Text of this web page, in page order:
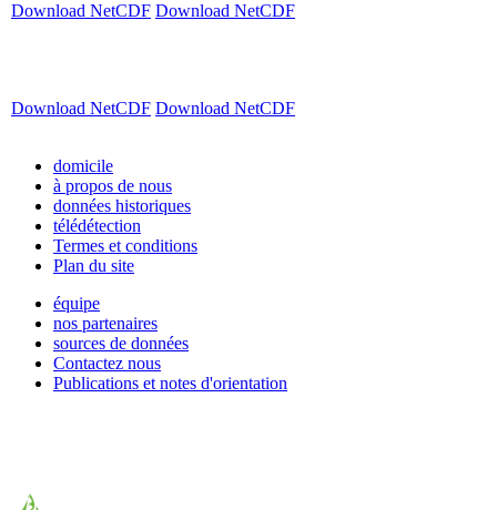
Download NetCDF Download NetCDF
Download NetCDF Download NetCDF
domicile
à propos de nous
données historiques
télédétection
Termes et conditions
Plan du site
équipe
nos partenaires
sources de données
Contactez nous
Publications et notes d'orientation